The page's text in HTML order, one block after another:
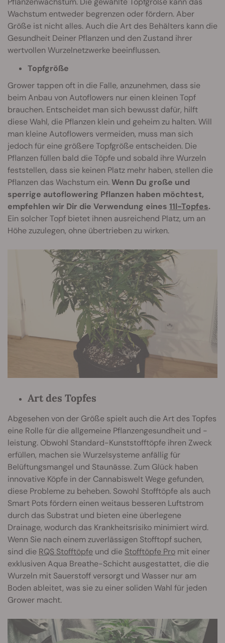
Wachstum entweder begrenzen oder fördern. Aber
Größe ist nicht alles. Auch die Art des Behälters kann die
Gesundheit Deiner Pflanzen und den Zustand ihrer
wertvollen Wurzelnetzwerke beeinflussen.
Topfgröße
Grower tappen oft in die Falle, anzunehmen, dass sie
beim Anbau von Autoflowers nur einen kleinen Topf
brauchen. Entscheidet man sich bewusst dafür, hilft
diese Wahl, die Pflanzen klein und geheim zu halten. Will
man kleine Autoflowers vermeiden, muss man sich
jedoch für eine größere Topfgröße entscheiden. Die
Pflanzen füllen bald die Töpfe und sobald ihre Wurzeln
feststellen, dass sie keinen Platz mehr haben, stellen die
Pflanzen das Wachstum ein.Wenn Du große und
sperrige autoflowering Pflanzen haben möchtest,
empfehlen wir Dir die Verwendung eines 11l-Topfes.
Ein solcher Topf bietet ihnen ausreichend Platz, um an
Höhe zuzulegen, ohne übertrieben zu wirken.
Art des Topfes
Abgesehen von der Größe spielt auch die Art des Topfes
eine Rolle für die allgemeine Pflanzengesundheit und -
leistung. Obwohl Standard-Kunststofftöpfe ihren Zweck
erfüllen, machen sie Wurzelsysteme anfällig für
Belüftungsmangel und Staunässe. Zum Glück haben
innovative Köpfe in der Cannabiswelt Wege gefunden,
diese Probleme zu beheben. Sowohl Stofftöpfe als auch
Smart Pots fördern einen weitaus besseren Luftstrom
durch das Substrat und bieten eine überlegene
Drainage, wodurch das Krankheitsrisiko minimiert wird.
Wenn Sie nach einem zuverlässigen Stofftopf suchen,
sind die RQS Stofftöpfe und die Stofftöpfe Pro mit einer
exklusiven Aqua Breathe-Schicht ausgestattet, die die
Wurzeln mit Sauerstoff versorgt und Wasser nur am
Boden ableitet, was sie zu einer soliden Wahl für jeden
Grower macht.